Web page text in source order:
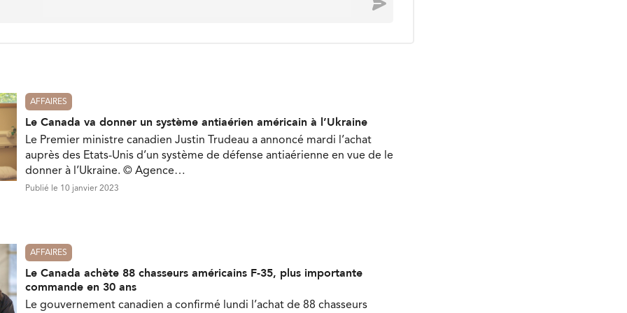
Envoyer
AFFAIRES
Le Canada va donner un système antiaérien américain à l’Ukraine
Le Premier ministre canadien Justin Trudeau a annoncé mardi l’achat
auprès des Etats-Unis d’un système de défense antiaérienne en vue de le
donner à l’Ukraine. © Agence…
Publié le 10 janvier 2023
AFFAIRES
Le Canada achète 88 chasseurs américains F-35, plus importante
commande en 30 ans
Le gouvernement canadien a confirmé lundi l’achat de 88 chasseurs